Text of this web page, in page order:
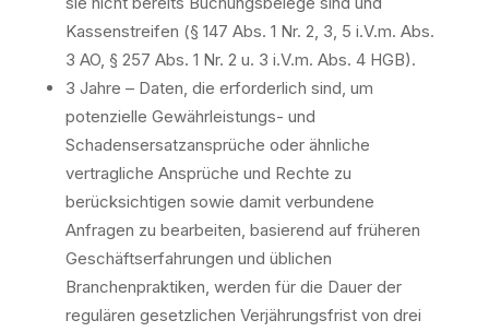
Kassenstreifen (§ 147 Abs. 1 Nr. 2, 3, 5 i.V.m. Abs.
3 AO, § 257 Abs. 1 Nr. 2 u. 3 i.V.m. Abs. 4 HGB).
3 Jahre – Daten, die erforderlich sind, um
potenzielle Gewährleistungs- und
Schadensersatzansprüche oder ähnliche
vertragliche Ansprüche und Rechte zu
berücksichtigen sowie damit verbundene
Anfragen zu bearbeiten, basierend auf früheren
Geschäftserfahrungen und üblichen
Branchenpraktiken, werden für die Dauer der
regulären gesetzlichen Verjährungsfrist von drei